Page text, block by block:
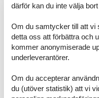
Genom Feline kommer du
eller kontakta oss om du har
Välj
en vacker stuga Vänern
därför kan du inte välja bort
Om du samtycker till att vi
detta oss att förbättra och
kommer anonymiserade
underleverantörer.
Om du accepterar
du (utöver statistik) att vi